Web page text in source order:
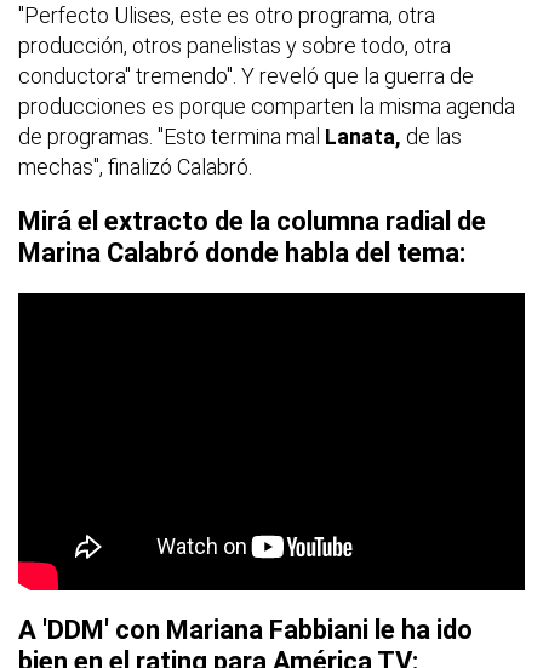
"Perfecto Ulises, este es otro programa, otra
producción, otros panelistas y sobre todo, otra
conductora" tremendo". Y reveló que la guerra de
producciones es porque comparten la misma agenda
de programas. "Esto termina mal Lanata, de las
mechas", finalizó Calabró.
Mirá el extracto de la columna radial de
Marina Calabró donde habla del tema:
A 'DDM' con Mariana Fabbiani le ha ido
bien en el rating para América TV: